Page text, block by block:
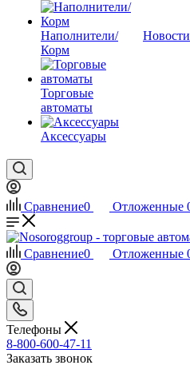
Наполнители/
Корм
Торговые
автоматы
Аксессуары
Новости
Сравнение0 Отложенные
Сравнение0 Отложенные
Телефоны
8-800-600-47-11
Заказать звонок